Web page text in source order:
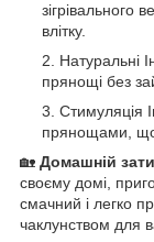
зігрівального
влітку.
Натуральні
прянощі без
Стимуляція
прянощами, що
🏡 Домашній
своєму домі,
смачний і легко
чаклунством для